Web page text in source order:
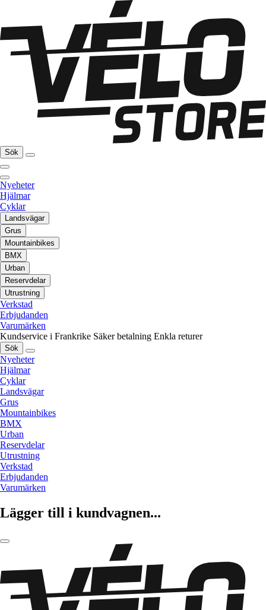
Sök
Nyeheter
Hjälmar
Cyklar
Landsvägar
Grus
Mountainbikes
BMX
Urban
Reservdelar
Utrustning
Verkstad
Erbjudanden
Varumärken
Kundservice i Frankrike Säker betalning Enkla returer
Sök
Nyeheter
Hjälmar
Cyklar
Landsvägar
Grus
Mountainbikes
BMX
Urban
Reservdelar
Utrustning
Verkstad
Erbjudanden
Varumärken
Lägger till i kundvagnen...